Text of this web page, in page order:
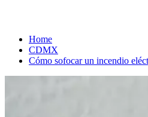
Home
CDMX
Cómo sofocar un incendio